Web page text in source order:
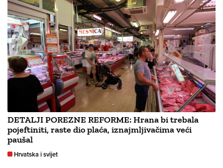
DETALJI POREZNE REFORME: Hrana bi trebala
pojeftiniti, raste dio plaća, iznajmljivačima veći
paušal
Hrvatska i svijet